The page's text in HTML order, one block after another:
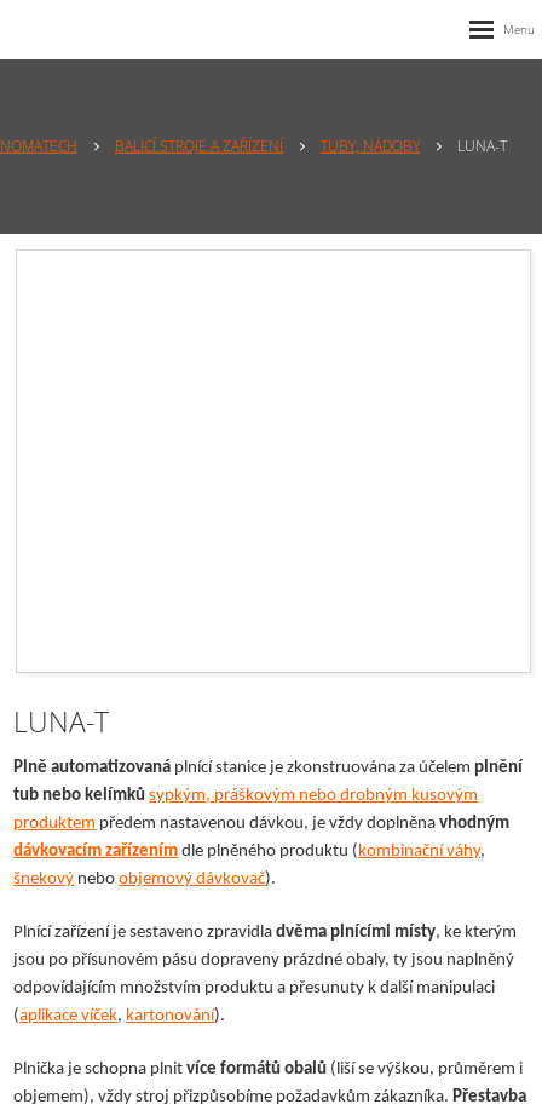
NOMATECH BALICÍ STROJE A ZAŘÍZENÍ TUBY, NÁDOBY LUNA-T
LUNA-T
Plně automatizovaná plnící stanice je zkonstruována za účelem plnění
tub nebo kelímků sypkým, práškovým nebo drobným kusovým
produktem předem nastavenou dávkou, je vždy doplněnavhodným
dávkovacím zařízením dle plněného produktu ( kombinační váhy,
šnekový neboobjemový dávkovač).
Plnící zařízení je sestaveno zpravidladvěma plnícími místy, ke kterým
jsou po přísunovém pásu dopraveny prázdné obaly, ty jsou naplněný
odpovídajícím množstvím produktu a přesunuty k další manipulaci
(aplikace víček, kartonování).
Plnička je schopna plnitvíce formátů obalů (liší se výškou, průměrem i
objemem), vždy stroj přizpůsobíme požadavkům zákazníka. Přestavba